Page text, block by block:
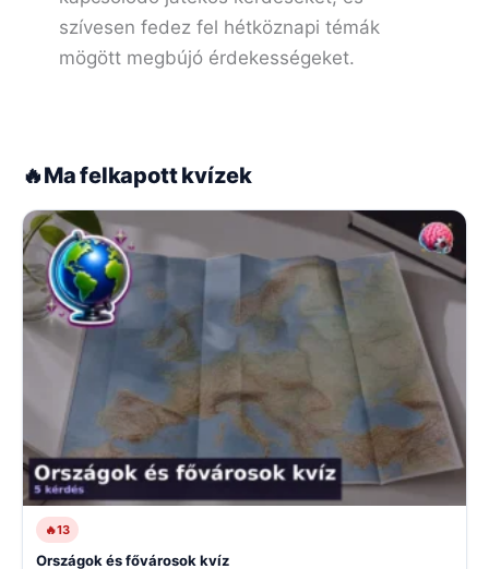
szívesen fedez fel hétköznapi témák
mögött megbújó érdekességeket.
🔥Ma felkapott kvízek
🔥13
Országok és fővárosok kvíz